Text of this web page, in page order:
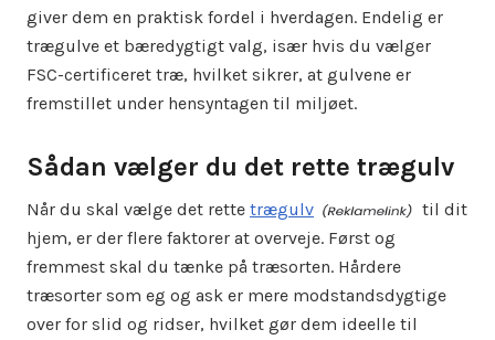
giver dem en praktisk fordel i hverdagen. Endelig er
trægulve et bæredygtigt valg, især hvis du vælger
FSC-certificeret træ, hvilket sikrer, at gulvene er
fremstillet under hensyntagen til miljøet.
Sådan vælger du det rette trægulv
Når du skal vælge det rette trægulv
til dit
hjem, er der flere faktorer at overveje. Først og
fremmest skal du tænke på træsorten. Hårdere
træsorter som eg og ask er mere modstandsdygtige
over for slid og ridser, hvilket gør dem ideelle til